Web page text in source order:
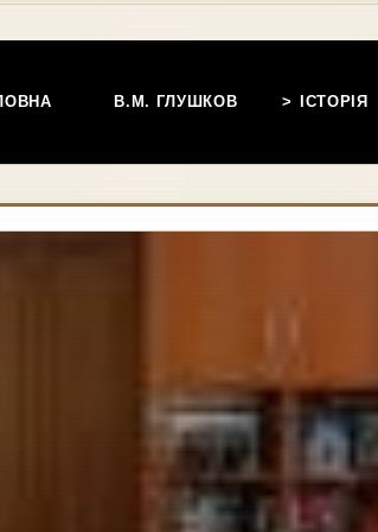
В.М. ГЛУШКОВ ІСТОРІЯ